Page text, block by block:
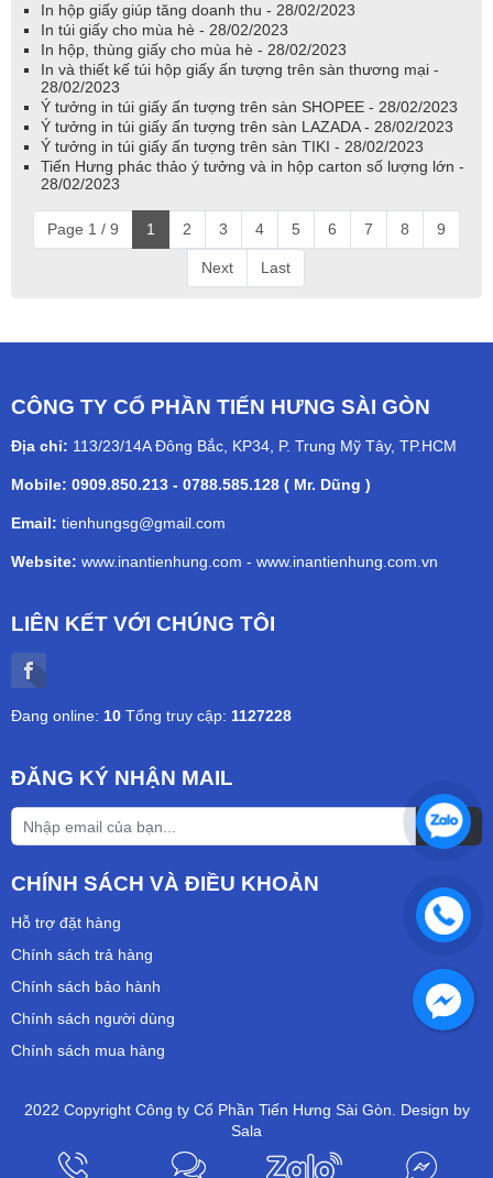
In hộp giấy giúp tăng doanh thu - 28/02/2023
In túi giấy cho mùa hè - 28/02/2023
In hộp, thùng giấy cho mùa hè - 28/02/2023
In và thiết kế túi hộp giấy ấn tượng trên sàn thương mại -
28/02/2023
Ý tưởng in túi giấy ấn tượng trên sàn SHOPEE - 28/02/2023
Ý tưởng in túi giấy ấn tượng trên sàn LAZADA - 28/02/2023
Ý tưởng in túi giấy ấn tượng trên sàn TIKI - 28/02/2023
Tiến Hưng phác thảo ý tưởng và in hộp carton số lượng lớn -
28/02/2023
Page 1 / 9 1 2 3 4 5 6 7 8 9
Next Last
CÔNG TY CỔ PHẦN TIẾN HƯNG SÀI GÒN
Địa chỉ: 113/23/14A Đông Bắc, KP34, P. Trung Mỹ Tây, TP.HCM
Mobile: 0909.850.213 - 0788.585.128 ( Mr. Dũng )
Email: tienhungsg@gmail.com
Website: www.inantienhung.com - www.inantienhung.com.vn
LIÊN KẾT VỚI CHÚNG TÔI
Đang online: 10 Tổng truy cập: 1127228
ĐĂNG KÝ NHẬN MAIL
CHÍNH SÁCH VÀ ĐIỀU KHOẢN
Hỗ trợ đặt hàng
Chính sách trả hàng
Chính sách bảo hành
Chính sách người dùng
Chính sách mua hàng
2022 Copyright Công ty Cổ Phần Tiến Hưng Sài Gòn. Design by
Sala